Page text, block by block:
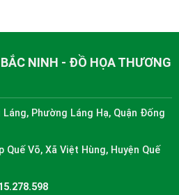
NINH - ĐỒ HỌA THƯƠNG
Phường Láng Hạ, Quận Đống
Quế Võ, Xã Việt Hùng, Huyện Quế